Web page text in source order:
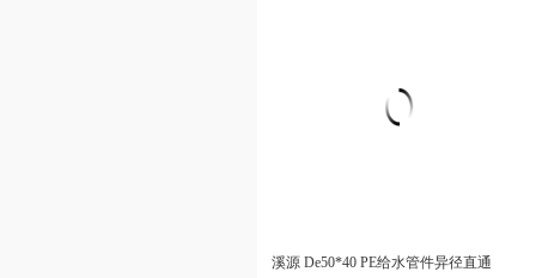
溪源 De50*40 PE给水管件异径直通